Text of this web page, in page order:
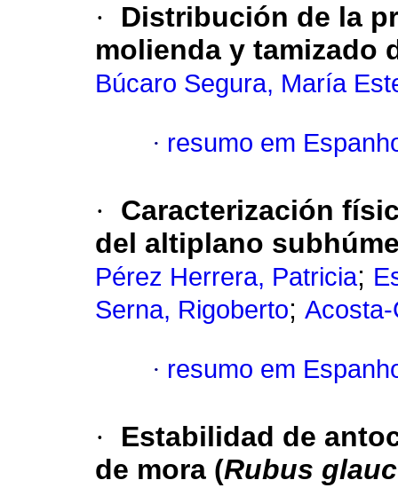
·
Distribución de la
molienda y tamizado
Búcaro Segura, María
· resumo em
·
Caracterización
del altiplano
Pérez Herrera, Patricia;
Serna, Rigoberto;
· resumo em
·
Estabilidad de
de mora (Rubus